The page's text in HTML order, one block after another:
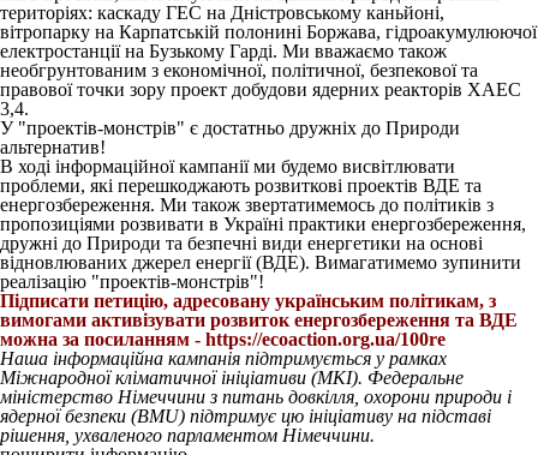
територіях: каскаду ГЕС на Дністровському каньйоні,
вітропарку на Карпатській полонині Боржава, гідроакумулюючої
електростанції на Бузькому Гарді. Ми вважаємо також
необгрунтованим з економічної, політичної, безпекової та
правової точки зору проект добудови ядерних реакторів ХАЕС
3,4.
У "проектів-монстрів" є достатньо дружніх до Природи
альтернатив!
В ході інформаційної кампанії ми будемо висвітлювати
проблеми, які перешкоджають розвиткові проектів ВДЕ та
енергозбереження. Ми також звертатимемось до політиків з
пропозиціями розвивати в Україні практики енергозбереження,
дружні до Природи та безпечні види енергетики на основі
відновлюваних джерел енергії (ВДЕ). Вимагатимемо зупинити
реалізацію "проектів-монстрів"!
Підписати петицію, адресовану українським політикам, з
вимогами активізувати розвиток енергозбереження та ВДЕ
можна за посиланням - https://ecoaction.org.ua/100re
Наша інформаційна кампанія підтримується у рамках
Міжнародної кліматичної ініціативи (МКІ). Федеральне
міністерство Німеччини з питань довкілля, охорони природи і
ядерної безпеки (BMU) підтримує цю ініціативу на підставі
рішення, ухваленого парламентом Німеччини.